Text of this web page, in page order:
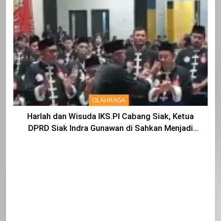
OLAHRAGA
Harlah dan Wisuda IKS.PI Cabang Siak, Ketua
DPRD Siak Indra Gunawan di Sahkan Menjadi